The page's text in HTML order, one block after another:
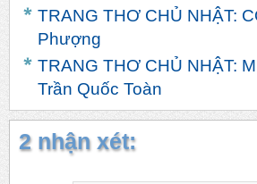
TRANG THƠ CHỦ NHẬT:
Phượng
TRANG THƠ CHỦ NHẬT:
Trần Quốc Toàn
2 nhận xét: